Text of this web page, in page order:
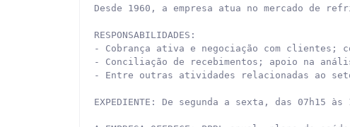
Desde 1960, a empresa atua no mercado de
RESPONSABILIDADES:
- Cobrança ativa e negociação com clientes;
- Conciliação de recebimentos; apoio na
- Entre outras atividades relacionadas ao
EXPEDIENTE: De segunda a sexta, das 07h15 às